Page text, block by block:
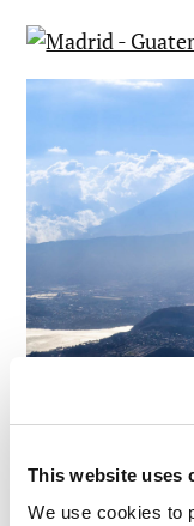
This website uses
We use cookies to
富士山のライバル！
グアテマラには
そのうち3つは「